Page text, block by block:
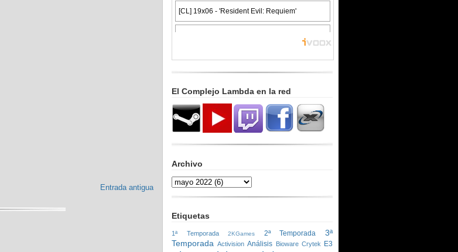
Entrada antigua
El Complejo Lambda en la red
Archivo
Etiquetas
1ª Temporada 2KGames 2ª Temporada
3ª
Temporada
Activision Análisis Bioware Crytek E3